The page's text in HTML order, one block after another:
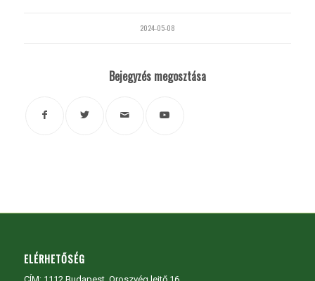
2024-05-08
Bejegyzés megosztása
ELÉRHETŐSÉG